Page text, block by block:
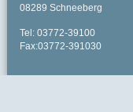
08289 Schneeberg
Tel: 03772-39100
Fax:03772-391030